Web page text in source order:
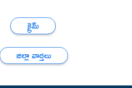
క్రైమ్
జిల్లా వార్తలు